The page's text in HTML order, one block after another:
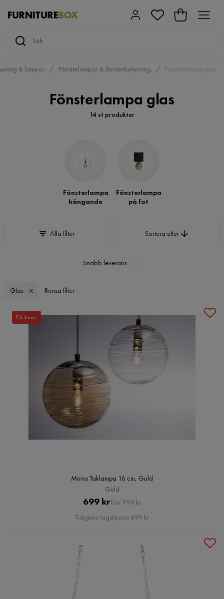
& lampor Fönsterlampor & fönsterbelysning Fönsterlampa glas
Fönsterlampa glas
14 st produkter
Fönsterlampa
hängande
Fönsterlampa
på fot
Alla filter Sortera efter
Snabb leverans
Glas Rensa filter
Mirna Taklampa 16 cm, Guld
Guld
Pris
699 krOriginal
Pris
Förr 999 kr
Tidigare lägsta pris 699 kr
Få kvar